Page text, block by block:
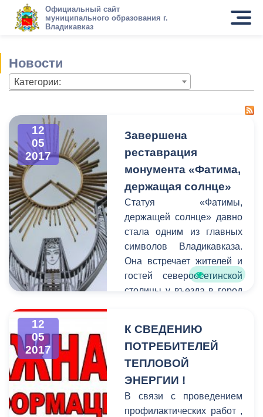
Официальный сайт
муниципального образования г.
Владикавказ
Новости
Категории:
12
05
2017
Завершена
реставрация
монумента «Фатима,
держащая солнце»
Статуя «Фатимы,
держащей солнце» давно
стала одним из главных
символов Владикавказа.
Она встречает жителей и
гостей североосетинской
столицы у въезда в город
годы вид сооружения
оставлял желать лучшего,
усталость металла стала
очевидной. Два месяца
назад пострадавший от
коррозии монумент
12
05
2017
К СВЕДЕНИЮ
ПОТРЕБИТЕЛЕЙ
ТЕПЛОВОЙ
ЭНЕРГИИ !
В связи с проведением
профилактических работ ,